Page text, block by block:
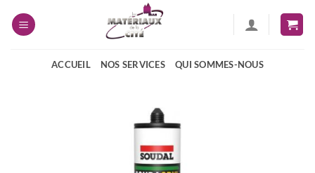
ACCUEIL NOS SERVICES QUI SOMMES-NOUS